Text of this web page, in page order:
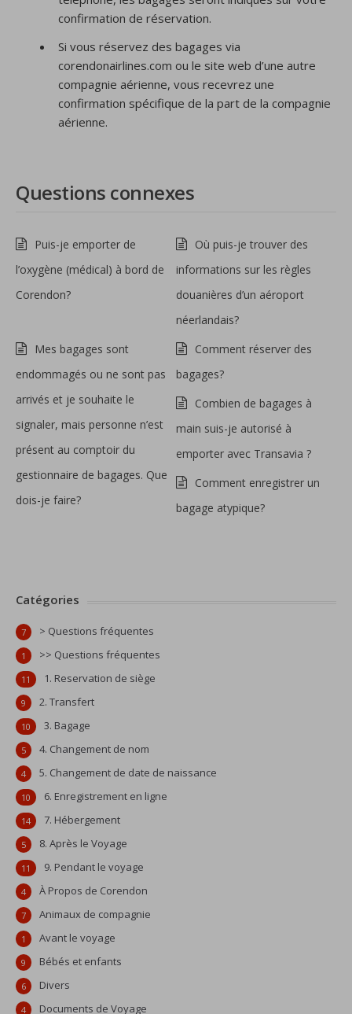
confirmation de réservation.
Si vous réservez des bagages via
corendonairlines.com ou le site web d’une autre
compagnie aérienne, vous recevrez une
confirmation spécifique de la part de la compagnie
aérienne.
Questions connexes
Puis-je emporter de
l’oxygène (médical) à bord de
Corendon?
Où puis-je trouver des
informations sur les règles
douanières d’un aéroport
néerlandais?
Mes bagages sont
endommagés ou ne sont pas
arrivés et je souhaite le
signaler, mais personne n’est
présent au comptoir du
gestionnaire de bagages. Que
dois-je faire?
Comment réserver des
bagages?
Combien de bagages à
main suis-je autorisé à
emporter avec Transavia ?
Comment enregistrer un
bagage atypique?
Catégories
> Questions fréquentes
7
>> Questions fréquentes
1
1. Reservation de siège
11
2. Transfert
9
3. Bagage
10
4. Changement de nom
5
5. Changement de date de naissance
4
6. Enregistrement en ligne
10
7. Hébergement
14
8. Après le Voyage
5
9. Pendant le voyage
11
À Propos de Corendon
4
Animaux de compagnie
7
Avant le voyage
1
Bébés et enfants
9
Divers
6
Documents de Voyage
4